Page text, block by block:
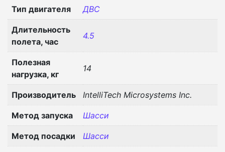
Тип двигателя ДВС
Длительность
полета, час
4.5
Полезная
нагрузка, кг
14
Производитель IntelliTech Microsystems Inc.
Метод запуска Шасси
Метод посадки Шасси